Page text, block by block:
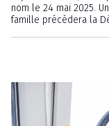
nom le 24 mai 2025.
famille précèdera la